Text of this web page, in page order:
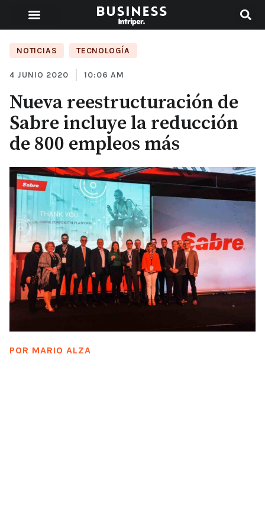
NOTICIAS TECNOLOGÍA
4 JUNIO 2020 10:06 AM
Nueva reestructuración de
Sabre incluye la reducción
de 800 empleos más
POR MARIO ALZA